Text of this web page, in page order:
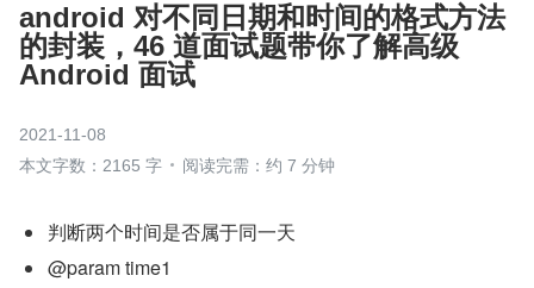
android 对不同日期和时间的格式方法
的封装，46 道面试题带你了解高级
Android 面试
2021-11-08
本文字数：2165 字
阅读完需：约 7 分钟
判断两个时间是否属于同一天
@param time1